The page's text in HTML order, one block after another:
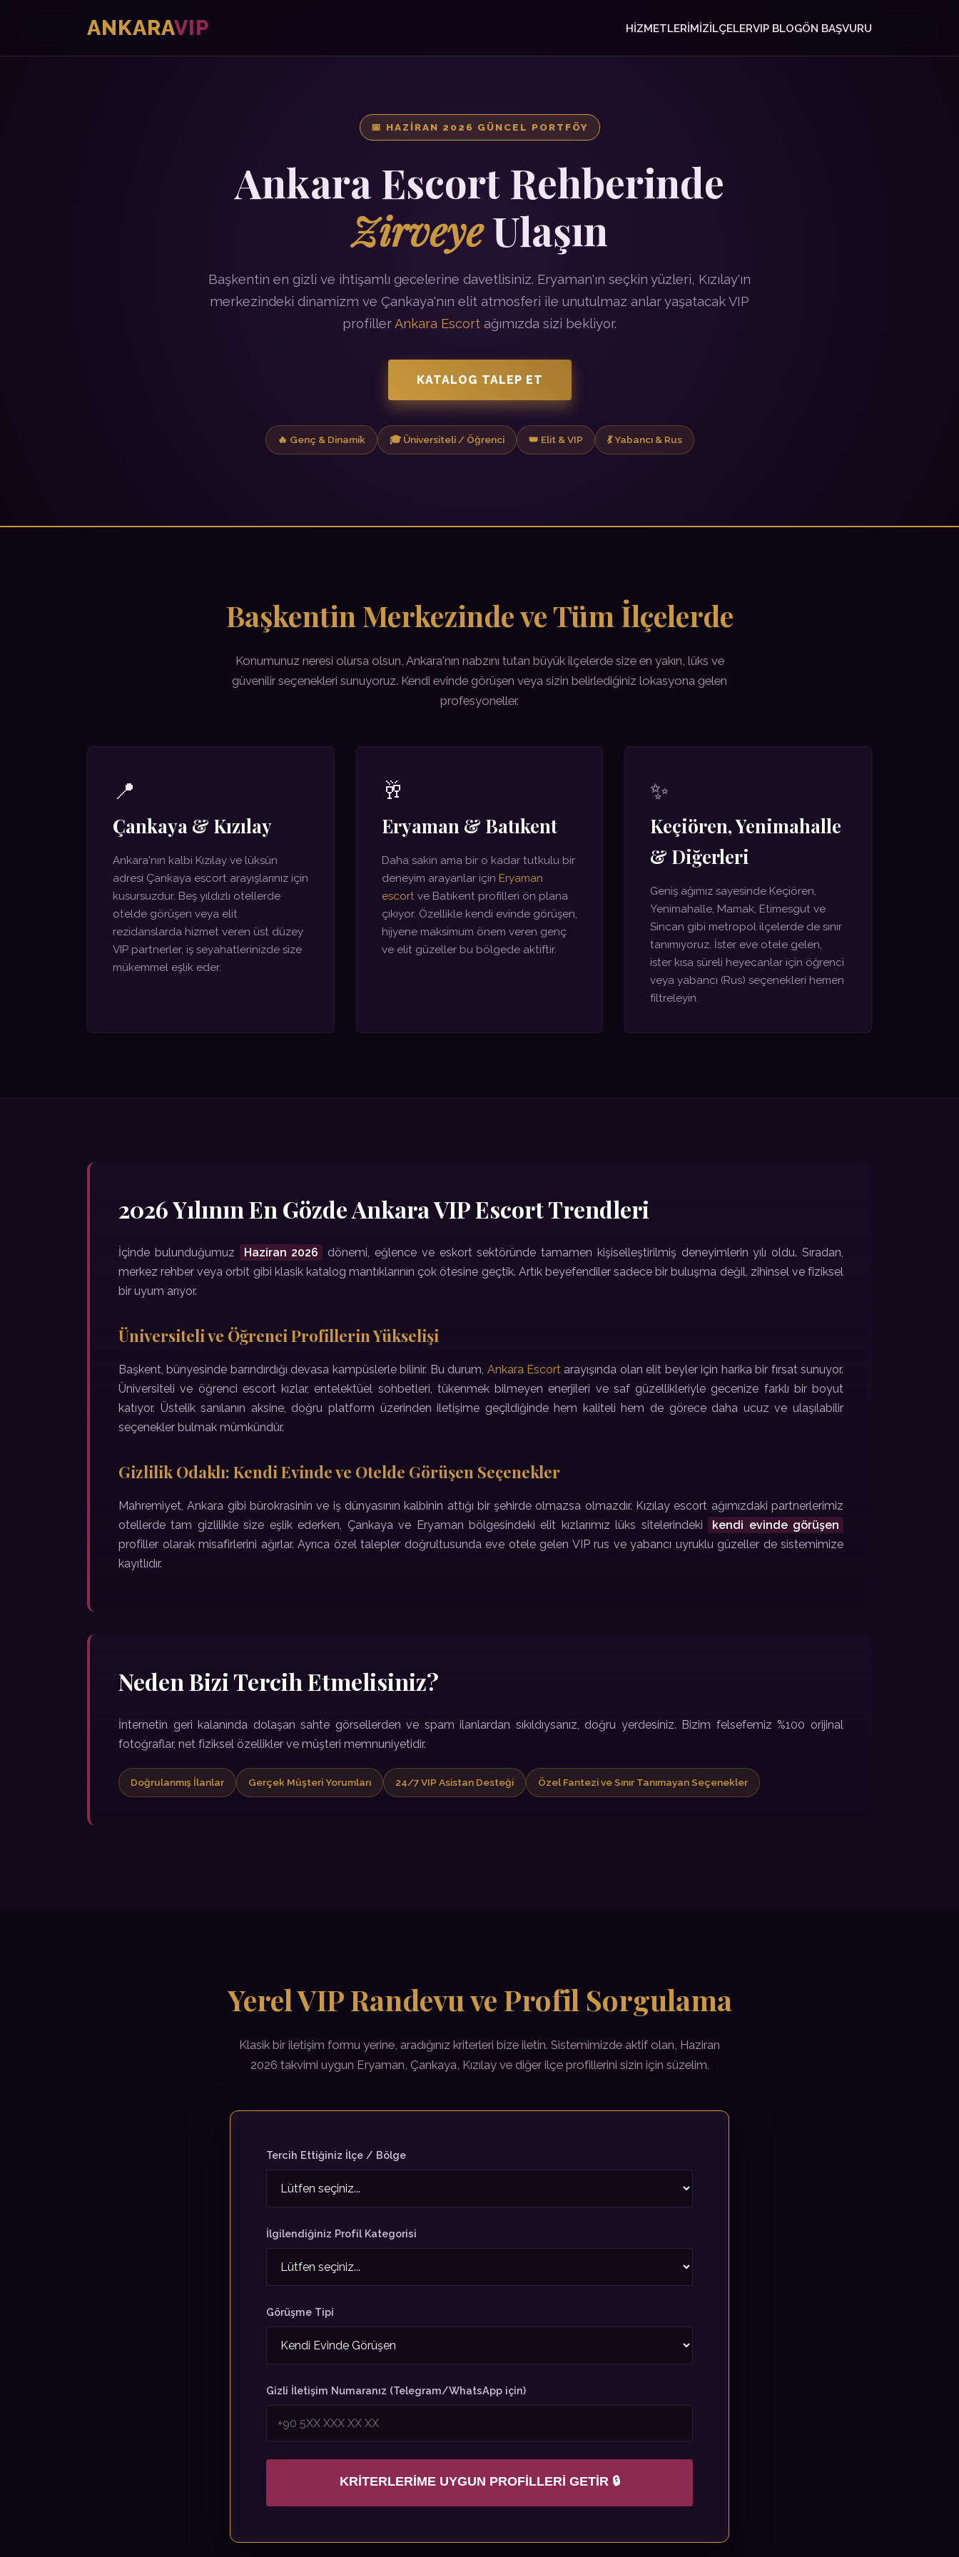
ANKARAVIP HIZMETLERIMIZİLÇELERVIP BLOGÖN BAŞVURU
📅 HAZIRAN 2026 GÜNCEL PORTFÖY
Ankara Escort Rehberinde
ZirveyeUlaşın
Başkentin en gizli ve ihtişamlı gecelerine davetlisiniz. Eryaman'ın seçkin yüzleri, Kızılay'ın
merkezindeki dinamizm ve Çankaya'nın elit atmosferi ile unutulmaz anlar yaşatacak VIP
profillerAnkara Escort ağımızda sizi bekliyor.
KATALOG TALEP ET
🔥 Genç & Dinamik 🎓 Üniversiteli / Öğrenci 👑 Elit & VIP 💃 Yabancı & Rus
Başkentin Merkezinde ve Tüm İlçelerde
Konumunuz neresi olursa olsun, Ankara'nın nabzını tutan büyük ilçelerde size en yakın, lüks ve
güvenilir seçenekleri sunuyoruz. Kendi evinde görüşen veya sizin belirlediğiniz lokasyona gelen
profesyoneller.
📍
Çankaya & Kızılay
Ankara'nın kalbi Kızılay ve lüksün
adresi Çankaya escort arayışlarınız için
kusursuzdur. Beş yıldızlı otellerde
otelde görüşen veya elit
rezidanslarda hizmet veren üst düzey
VIP partnerler, iş seyahatlerinizde size
mükemmel eşlik eder.
🥂
Eryaman & Batıkent
Daha sakin ama bir o kadar tutkulu bir
deneyim arayanlar için Eryaman
escortve Batıkent profilleri ön plana
çıkıyor. Özellikle kendi evinde görüşen,
hijyene maksimum önem veren genç
ve elit güzeller bu bölgede aktiftir.
✨
Keçiören, Yenimahalle
& Diğerleri
Geniş ağımız sayesinde Keçiören,
Yenimahalle, Mamak, Etimesgut ve
Sincan gibi metropol ilçelerde de sınır
tanımıyoruz. İster eve otele gelen,
ister kısa süreli heyecanlar için öğrenci
veya yabancı (Rus) seçenekleri hemen
filtreleyin.
2026 Yılının En Gözde Ankara VIP Escort Trendleri
İçinde bulunduğumuz Haziran 2026
dönemi, eğlence ve eskort sektöründe tamamen kişiselleştirilmiş deneyimlerin yılı oldu. Sıradan,
merkez rehber veya orbit gibi klasik katalog mantıklarının çok ötesine geçtik. Artık beyefendiler sadece bir buluşma değil, zihinsel ve fiziksel
bir uyum arıyor.
Üniversiteli ve Öğrenci Profillerin Yükselişi
Başkent, bünyesinde barındırdığı devasa kampüslerle bilinir. Bu durum, Ankara Escort arayışında olan elit beyler için harika bir fırsat sunuyor.
Üniversiteli ve öğrenci escort kızlar, entelektüel sohbetleri, tükenmek bilmeyen enerjileri ve saf güzellikleriyle gecenize farklı bir boyut
katıyor. Üstelik sanılanın aksine, doğru platform üzerinden iletişime geçildiğinde hem kaliteli hem de görece daha ucuz ve ulaşılabilir
seçenekler bulmak mümkündür.
Gizlilik Odaklı: Kendi Evinde ve Otelde Görüşen Seçenekler
Mahremiyet, Ankara gibi bürokrasinin ve iş dünyasının kalbinin attığı bir şehirde olmazsa olmazdır. Kızılay escort ağımızdaki partnerlerimiz
otellerde tam gizlilikle size eşlik ederken, Çankaya ve Eryaman bölgesindeki elit kızlarımız lüks sitelerindeki
kendi evinde görüşen
profiller olarak misafirlerini ağırlar. Ayrıca özel talepler doğrultusunda eve otele gelen VIP rus ve yabancı uyruklu güzeller de sistemimize
kayıtlıdır.
Neden Bizi Tercih Etmelisiniz?
İnternetin geri kalanında dolaşan sahte görsellerden ve spam ilanlardan sıkıldıysanız, doğru yerdesiniz. Bizim felsefemiz %100 orijinal
fotoğraflar, net fiziksel özellikler ve müşteri memnuniyetidir.
Doğrulanmış İlanlar Gerçek Müşteri Yorumları 24/7 VIP Asistan Desteği Özel Fantezi ve Sınır Tanımayan Seçenekler
Yerel VIP Randevu ve Profil Sorgulama
Klasik bir iletişim formu yerine, aradığınız kriterleri bize iletin. Sistemimizde aktif olan, Haziran
2026 takvimi uygun Eryaman, Çankaya, Kızılay ve diğer ilçe profillerini sizin için süzelim.
Tercih Ettiğiniz İlçe / Bölge
İlgilendiğiniz Profil Kategorisi
Görüşme Tipi
Gizli İletişim Numaranız (Telegram/WhatsApp için)
KRITERLERIME UYGUN PROFILLERI GETIR 🔒